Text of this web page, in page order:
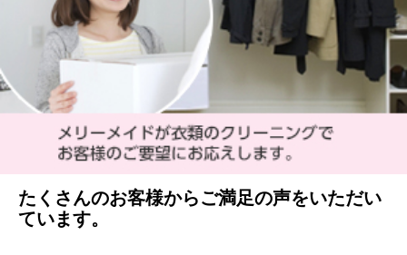
たくさんのお客様からご満足の声をいただい
ています。